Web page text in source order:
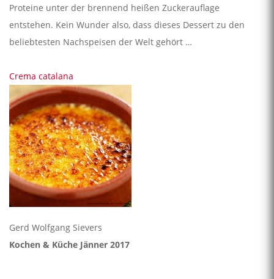
Proteine unter der brennend heißen Zuckerauflage
entstehen. Kein Wunder also, dass dieses Dessert zu den
beliebtesten Nachspeisen der Welt gehört …
Crema catalana
Gerd Wolfgang Sievers
Kochen & Küche Jänner 2017